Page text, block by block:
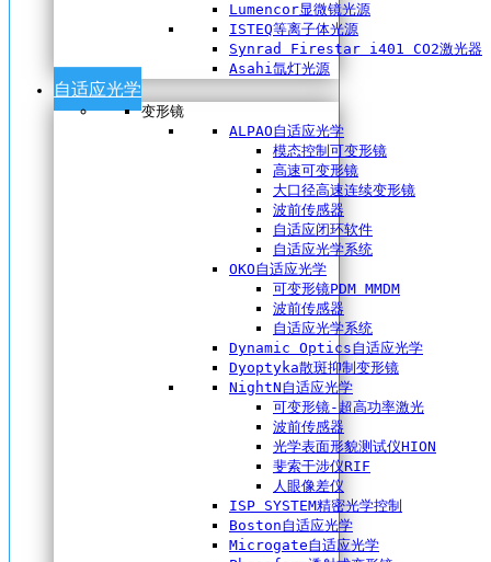
Lumencor显微镜光源
ISTEQ等离子体光源
Synrad Firestar i401 CO2激光器
Asahi氙灯光源
自适应光学
变形镜
ALPAO自适应光学
模态控制可变形镜
高速可变形镜
大口径高速连续变形镜
波前传感器
自适应闭环软件
自适应光学系统
OKO自适应光学
可变形镜PDM MMDM
波前传感器
自适应光学系统
Dynamic Optics自适应光学
Dyoptyka散斑抑制变形镜
NightN自适应光学
可变形镜-超高功率激光
波前传感器
光学表面形貌测试仪HION
斐索干涉仪RIF
人眼像差仪
ISP SYSTEM精密光学控制
Boston自适应光学
Microgate自适应光学